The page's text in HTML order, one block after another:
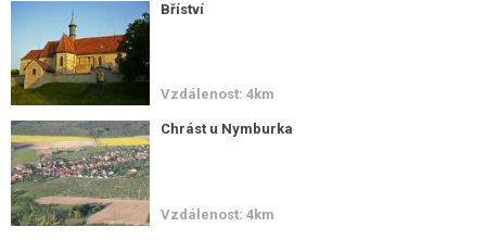
Bříství
Vzdálenost: 4km
Chrást u Nymburka
Vzdálenost: 4km